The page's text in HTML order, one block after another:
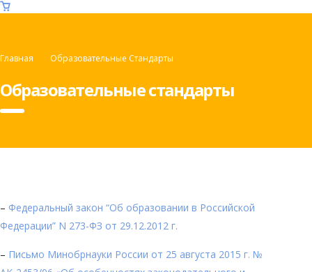
Главная Образовательные Стандарты
Образовательные стандарты
– Федеральный закон “Об образовании в Российской
Федерации” N 273-ФЗ от 29.12.2012 г.
– Письмо Минобрнауки России от 25 августа 2015 г. №